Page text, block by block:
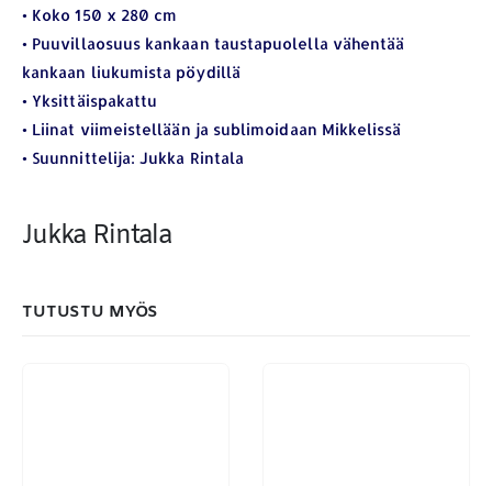
• Koko 150 x 280 cm
• Puuvillaosuus kankaan taustapuolella vähentää
kankaan liukumista pöydillä
• Yksittäispakattu
• Liinat viimeistellään ja sublimoidaan Mikkelissä
• Suunnittelija: Jukka Rintala
Jukka Rintala
TUTUSTU MYÖS
ETSI TUOTTEITA
Products
search